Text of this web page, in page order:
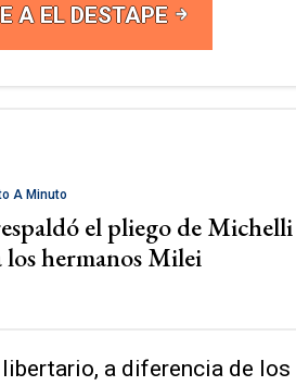
A EL DESTAPE
A Minuto
el pliego de
hermanos Milei
libertario, a diferencia de